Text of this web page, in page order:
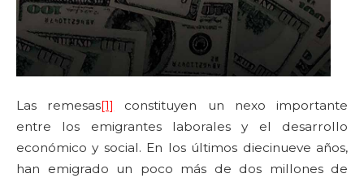
Las remesas[1]
constituyen un nexo importante
entre los emigrantes laborales y el desarrollo
económico y social. En los últimos diecinueve años,
han emigrado un poco más de dos millones de